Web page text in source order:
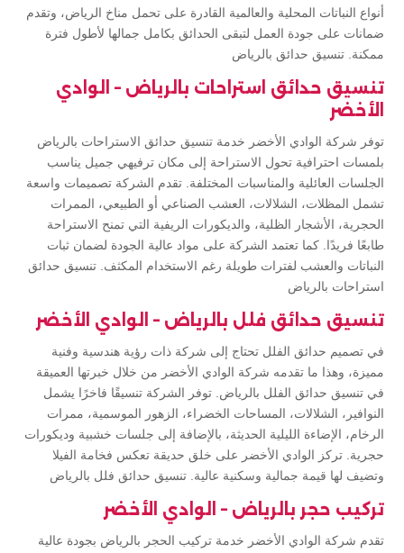
أنواع النباتات المحلية والعالمية القادرة على تحمل مناخ الرياض، وتقدم
ضمانات على جودة العمل لتبقى الحدائق بكامل جمالها لأطول فترة
ممكنة. تنسيق حدائق بالرياض
تنسيق حدائق استراحات بالرياض – الوادي
الأخضر
توفر شركة الوادي الأخضر خدمة تنسيق حدائق الاستراحات بالرياض
بلمسات احترافية تحول الاستراحة إلى مكان ترفيهي جميل يناسب
الجلسات العائلية والمناسبات المختلفة. تقدم الشركة تصميمات واسعة
تشمل المظلات، الشلالات، العشب الصناعي أو الطبيعي، الممرات
الحجرية، الأشجار الظلية، والديكورات الريفية التي تمنح الاستراحة
طابعًا فريدًا. كما تعتمد الشركة على مواد عالية الجودة لضمان ثبات
النباتات والعشب لفترات طويلة رغم الاستخدام المكثف. تنسيق حدائق
استراحات بالرياض
تنسيق حدائق فلل بالرياض – الوادي الأخضر
في تصميم حدائق الفلل تحتاج إلى شركة ذات رؤية هندسية وفنية
مميزة، وهذا ما تقدمه شركة الوادي الأخضر من خلال خبرتها العميقة
في تنسيق حدائق الفلل بالرياض. توفر الشركة تنسيقًا فاخرًا يشمل
النوافير، الشلالات، المساحات الخضراء، الزهور الموسمية، ممرات
الرخام، الإضاءة الليلية الحديثة، بالإضافة إلى جلسات خشبية وديكورات
حجرية. تركز الوادي الأخضر على خلق حديقة تعكس فخامة الفيلا
وتضيف لها قيمة جمالية وسكنية عالية. تنسيق حدائق فلل بالرياض
تركيب حجر بالرياض – الوادي الأخضر
تقدم شركة الوادي الأخضر خدمة تركيب الحجر بالرياض بجودة عالية